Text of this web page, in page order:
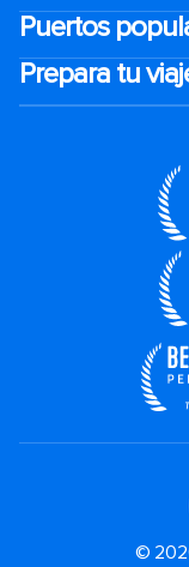
Puertos
Prepara tu
©